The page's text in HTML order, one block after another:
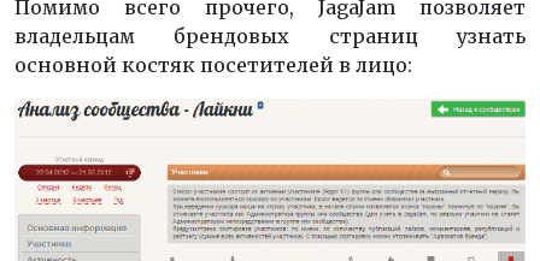
Помимо всего прочего, JagaJam позволяет
владельцам брендовых страниц узнать
основной костяк посетителей в лицо: